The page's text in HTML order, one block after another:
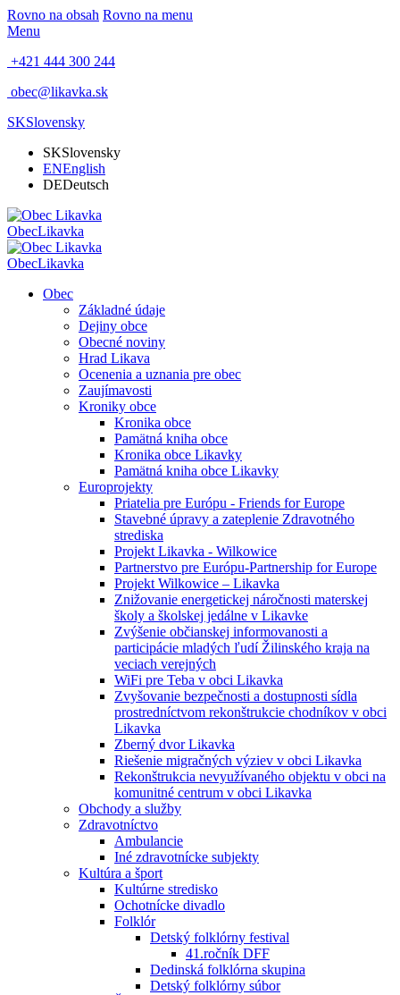
Rovno na obsah Rovno na menu
Menu
+421 444 300 244
obec@likavka.sk
SKSlovensky
SKSlovensky
ENEnglish
DEDeutsch
ObecLikavka
ObecLikavka
Obec
Základné údaje
Dejiny obce
Obecné noviny
Hrad Likava
Ocenenia a uznania pre obec
Zaujímavosti
Kroniky obce
Kronika obce
Pamätná kniha obce
Kronika obce Likavky
Pamätná kniha obce Likavky
Europrojekty
Priatelia pre Európu - Friends for Europe
Stavebné úpravy a zateplenie Zdravotného
strediska
Projekt Likavka - Wilkowice
Partnerstvo pre Európu-Partnership for Europe
Projekt Wilkowice – Likavka
Znižovanie energetickej náročnosti materskej
školy a školskej jedálne v Likavke
Zvýšenie občianskej informovanosti a
participácie mladých ľudí Žilinského kraja na
veciach verejných
WiFi pre Teba v obci Likavka
Zvyšovanie bezpečnosti a dostupnosti sídla
prostredníctvom rekonštrukcie chodníkov v obci
Likavka
Zberný dvor Likavka
Riešenie migračných výziev v obci Likavka
Rekonštrukcia nevyužívaného objektu v obci na
komunitné centrum v obci Likavka
Obchody a služby
Zdravotníctvo
Ambulancie
Iné zdravotnícke subjekty
Kultúra a šport
Kultúrne stredisko
Ochotnícke divadlo
Folklór
Detský folklórny festival
41.ročník DFF
Dedinská folklórna skupina
Detský folklórny súbor